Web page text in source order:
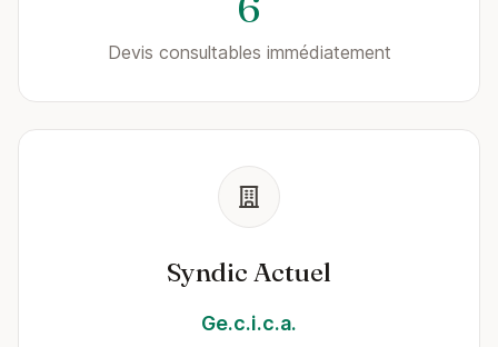
Devis consultables immédiatement
Syndic Actuel
Ge.c.i.c.a.